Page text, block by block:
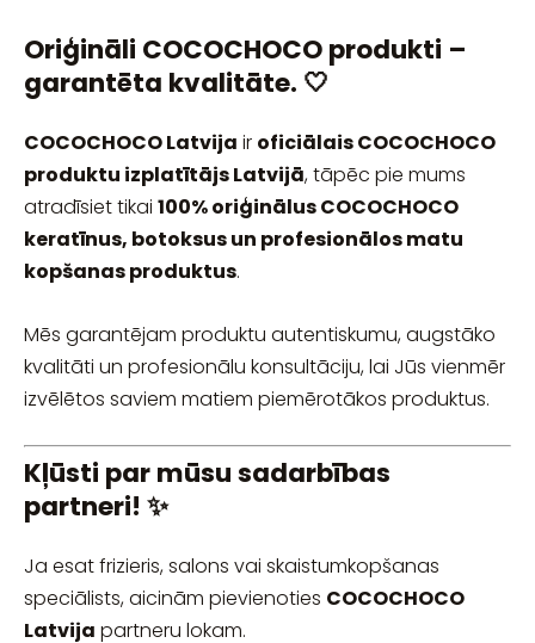
Oriģināli COCOCHOCO produkti –
garantēta kvalitāte. 🤍
COCOCHOCO Latvija ir oficiālais COCOCHOCO
produktu izplatītājs Latvijā, tāpēc pie mums
atradīsiet tikai 100% oriģinālus COCOCHOCO
keratīnus, botoksus un profesionālos matu
kopšanas produktus.
Mēs garantējam produktu autentiskumu, augstāko
kvalitāti un profesionālu konsultāciju, lai Jūs vienmēr
izvēlētos saviem matiem piemērotākos produktus.
Kļūsti par mūsu sadarbības
partneri! ✨
Ja esat frizieris, salons vai skaistumkopšanas
speciālists, aicinām pievienoties COCOCHOCO
Latvija partneru lokam.